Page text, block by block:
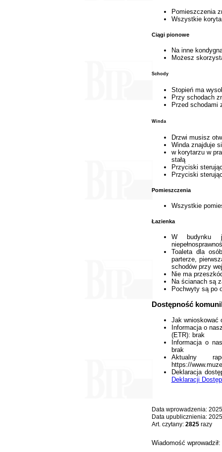
Pomieszczenia
Wszystkie
Ciągi pionowe
Na inne
Możesz
Schody
Stopień ma
Przy schodach
Przed schodami
Winda
Drzwi musisz
Winda znajduje
w korytarzu w
stałą
Przyciski
Przyciski
Pomieszczenia
Wszystkie
Łazienka
W budynku
Toaleta dla
parterze,
schodów przy
Nie ma
Na ścianach są
Pochwyty są po
Dostępność
Jak wnioskować
Informacja o
(ETR): brak
Informacja o
brak
Aktualny
https://
Deklaracja
Deklaracji
Data wprowadzenia:
Data upublicznienia:
Art. czytany: 2825razy
Wiadomość wprowadził: